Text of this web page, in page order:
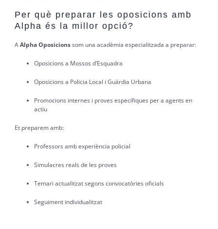
Per què preparar les oposicions amb
Alpha és la millor opció?
AAlpha Oposicionssom una acadèmia especialitzada a preparar:
Oposicions a Mossos d’Esquadra
Oposicions a Policia Local i Guàrdia Urbana
Promocions internes i proves específiques per a agents en
actiu
Et preparem amb:
Professors amb experiència policial
Simulacres reals de les proves
Temari actualitzat segons convocatòries oficials
Seguiment individualitzat